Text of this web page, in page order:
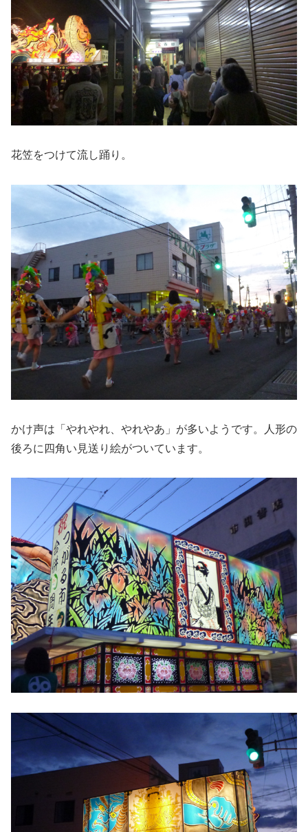
花笠をつけて流し踊り。
かけ声は「やれやれ、やれやあ」が多いようです。人形の
後ろに四角い見送り絵がついています。